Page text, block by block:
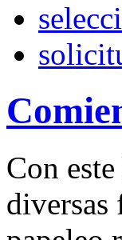
Con
diversas